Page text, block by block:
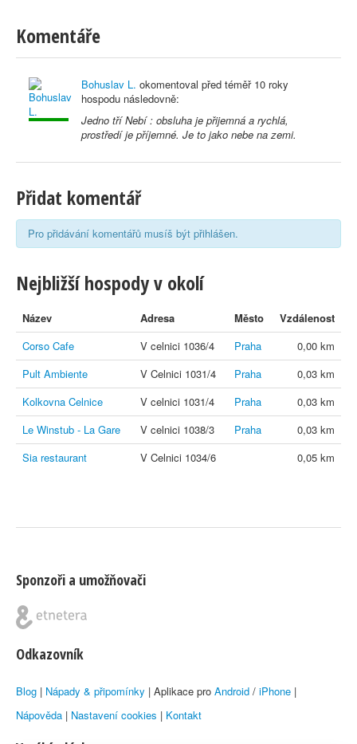
Komentáře
Bohuslav L. okomentoval před téměř 10 roky
hospodu následovně:
Jedno tří Nebí : obsluha je přijemná a rychlá,
prostředí je příjemné. Je to jako nebe na zemi.
Přidat komentář
Pro přidávání komentářů musíš být přihlášen.
Nejbližší hospody v okolí
Název Adresa Město
Vzdálenost
Corso Cafe
V celnici 1036/4 Praha
0,00 km
Pult Ambiente
V Celnici 1031/4 Praha
0,03 km
Kolkovna Celnice
V celnici 1031/4 Praha
0,03 km
Le Winstub - La Gare
V celnici 1038/3 Praha
0,03 km
Sia restaurant
V Celnici 1034/6 0,05 km
Sponzoři a umožňovači
Odkazovník
Blog | Nápady & připomínky | Aplikace pro Android / iPhone |
Nápověda | Nastavení cookies | Kontakt